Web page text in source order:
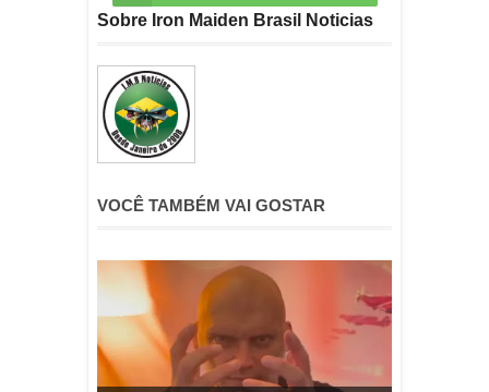
Sobre Iron Maiden Brasil Noticias
VOCÊ TAMBÉM VAI GOSTAR